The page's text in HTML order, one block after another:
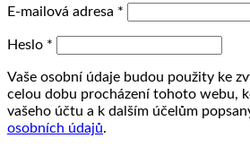
E-mailová adresa *
Heslo *
Vaše osobní údaje budou použity ke
celou dobu procházení tohoto webu,
vašeho účtu a k dalším účelům
osobních údajů.